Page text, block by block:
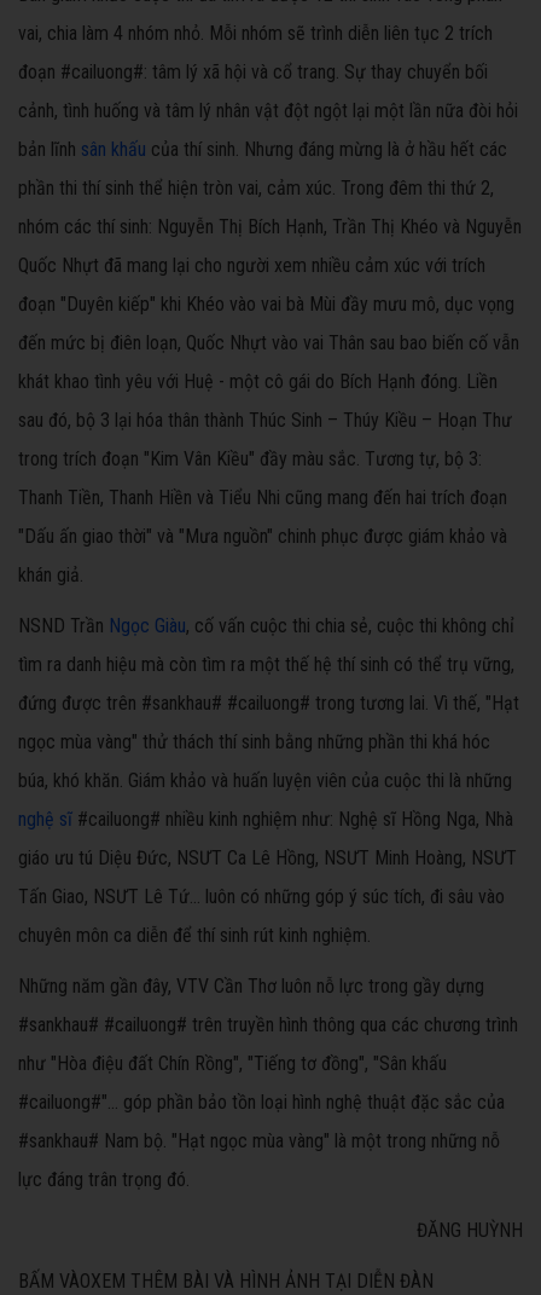
vai, chia làm 4 nhóm nhỏ. Mỗi nhóm sẽ trình diễn liên tục 2 trích
đoạn #cailuong#: tâm lý xã hội và cổ trang. Sự thay chuyển bối
cảnh, tình huống và tâm lý nhân vật đột ngột lại một lần nữa đòi hỏi
bản lĩnh sân khấu của thí sinh. Nhưng đáng mừng là ở hầu hết các
phần thi thí sinh thể hiện tròn vai, cảm xúc. Trong đêm thi thứ 2,
nhóm các thí sinh: Nguyễn Thị Bích Hạnh, Trần Thị Khéo và Nguyễn
Quốc Nhựt đã mang lại cho người xem nhiều cảm xúc với trích
đoạn "Duyên kiếp" khi Khéo vào vai bà Mùi đầy mưu mô, dục vọng
đến mức bị điên loạn, Quốc Nhựt vào vai Thân sau bao biến cố vẫn
khát khao tình yêu với Huệ - một cô gái do Bích Hạnh đóng. Liền
sau đó, bộ 3 lại hóa thân thành Thúc Sinh – Thúy Kiều – Hoạn Thư
trong trích đoạn "Kim Vân Kiều" đầy màu sắc. Tương tự, bộ 3:
Thanh Tiền, Thanh Hiền và Tiểu Nhi cũng mang đến hai trích đoạn
"Dấu ấn giao thời" và "Mưa nguồn" chinh phục được giám khảo và
khán giả.
NSND Trần Ngọc Giàu, cố vấn cuộc thi chia sẻ, cuộc thi không chỉ
tìm ra danh hiệu mà còn tìm ra một thế hệ thí sinh có thể trụ vững,
đứng được trên #sankhau# #cailuong# trong tương lai. Vì thế, "Hạt
ngọc mùa vàng" thử thách thí sinh bằng những phần thi khá hóc
búa, khó khăn. Giám khảo và huấn luyện viên của cuộc thi là những
nghệ sĩ #cailuong# nhiều kinh nghiệm như: Nghệ sĩ Hồng Nga, Nhà
giáo ưu tú Diệu Đức, NSƯT Ca Lê Hồng, NSƯT Minh Hoàng, NSƯT
Tấn Giao, NSƯT Lê Tứ… luôn có những góp ý súc tích, đi sâu vào
chuyên môn ca diễn để thí sinh rút kinh nghiệm.
Những năm gần đây, VTV Cần Thơ luôn nỗ lực trong gầy dựng
#sankhau# #cailuong# trên truyền hình thông qua các chương trình
như "Hòa điệu đất Chín Rồng", "Tiếng tơ đồng", "Sân khấu
#cailuong#"… góp phần bảo tồn loại hình nghệ thuật đặc sắc của
#sankhau# Nam bộ. "Hạt ngọc mùa vàng" là một trong những nỗ
lực đáng trân trọng đó.
ĐĂNG HUỲNH
BẤM VÀOXEM THÊM BÀI VÀ HÌNH ẢNH TẠI DIỄN ĐÀN